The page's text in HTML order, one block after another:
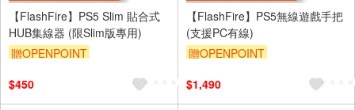
【FlashFire】PS5 Slim 貼合式
HUB集線器 (限Slim版專用)
贈OPENPOINT
$450
【FlashFire】PS5無線遊戲手把
(支援PC有線)
贈OPENPOINT
$1,490